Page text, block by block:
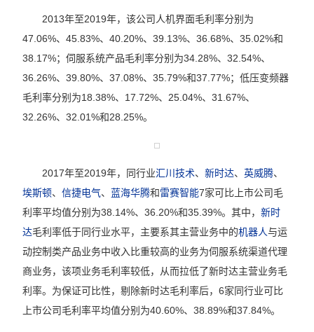
2013年至2019年，该公司人机界面毛利率分别为
47.06%、45.83%、40.20%、39.13%、36.68%、35.02%和
38.17%；伺服系统产品毛利率分别为34.28%、32.54%、
36.26%、39.80%、37.08%、35.79%和37.77%；低压变频器
毛利率分别为18.38%、17.72%、25.04%、31.67%、
32.26%、32.01%和28.25%。
2017年至2019年，同行业汇川技术、 新时达、 英威腾、
埃斯顿、 信捷电气、 蓝海华腾和雷赛智能7家可比上市公司毛
利率平均值分别为38.14%、36.20%和35.39%。其中， 新时
达毛利率低于同行业水平，主要系其主营业务中的机器人与运
动控制类产品业务中收入比重较高的业务为伺服系统渠道代理
商业务，该项业务毛利率较低，从而拉低了新时达主营业务毛
利率。为保证可比性，剔除新时达毛利率后，6家同行业可比
上市公司毛利率平均值分别为40.60%、38.89%和37.84%。